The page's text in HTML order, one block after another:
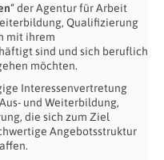
“ der Agentur für Arbeit
Qualifizierung
mit ihrem
sind und sich beruflich
möchten.
Interessenvertretung
und Weiterbildung,
die sich zum Ziel
Angebotsstruktur